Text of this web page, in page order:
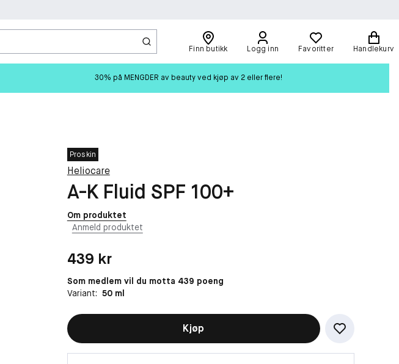
Finn butikk Logg inn Favoritter Handlekurv
30% på MENGDER av beauty ved kjøp av 2 eller flere!
Proskin
Heliocare
A-K Fluid SPF 100+
Om produktet
Anmeld produktet
Variant: 50 ml
Pris: 439 kr
439 kr
Som medlem vil du motta 439 poeng
Kjøp